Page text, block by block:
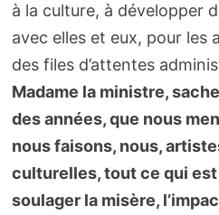
à la culture, à développer
avec elles et eux, pour les
des files d’attentes
Madame la ministre,
des années, que nous
nous faisons, nous,
culturelles, tout ce qui
soulager la misère,